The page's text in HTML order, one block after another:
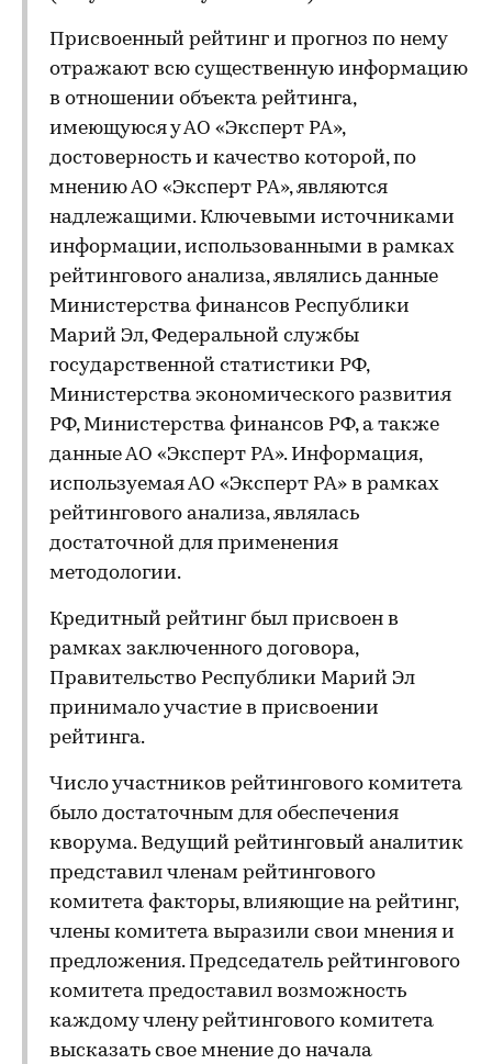
Присвоенный рейтинг и прогноз по нему
отражают всю существенную информацию
в отношении объекта рейтинга,
имеющуюся у АО «Эксперт РА»,
достоверность и качество которой, по
мнению АО «Эксперт РА», являются
надлежащими. Ключевыми источниками
информации, использованными в рамках
рейтингового анализа, являлись данные
Министерства финансов Республики
Марий Эл, Федеральной службы
государственной статистики РФ,
Министерства экономического развития
РФ, Министерства финансов РФ, а также
данные АО «Эксперт РА». Информация,
используемая АО «Эксперт РА» в рамках
рейтингового анализа, являлась
достаточной для применения
методологии.
Кредитный рейтинг был присвоен в
рамках заключенного договора,
Правительство Республики Марий Эл
принимало участие в присвоении
рейтинга.
Число участников рейтингового комитета
было достаточным для обеспечения
кворума. Ведущий рейтинговый аналитик
представил членам рейтингового
комитета факторы, влияющие на рейтинг,
члены комитета выразили свои мнения и
предложения. Председатель рейтингового
комитета предоставил возможность
каждому члену рейтингового комитета
высказать свое мнение до начала